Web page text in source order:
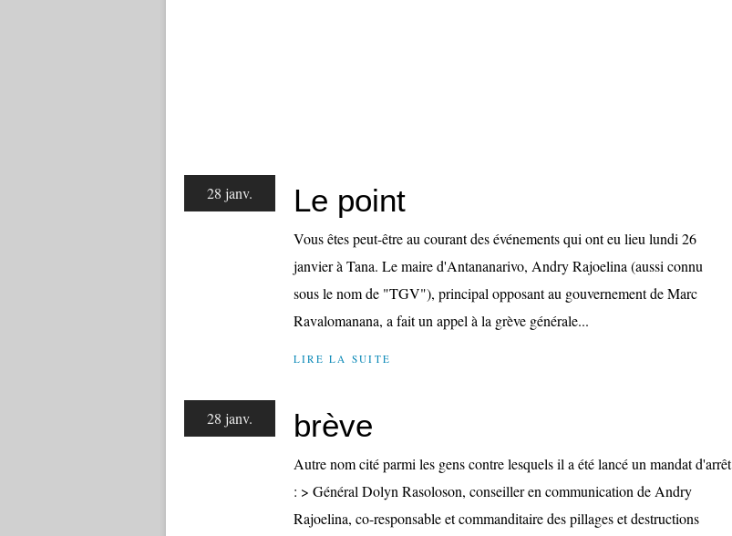
28 janv. Le point
Vous êtes peut-être au courant des événements qui ont eu lieu lundi 26
janvier à Tana. Le maire d'Antananarivo, Andry Rajoelina (aussi connu
sous le nom de "TGV"), principal opposant au gouvernement de Marc
Ravalomanana, a fait un appel à la grève générale...
LIRE LA SUITE
28 janv. brève
Autre nom cité parmi les gens contre lesquels il a été lancé un mandat d'arrêt
: > Général Dolyn Rasoloson, conseiller en communication de Andry
Rajoelina, co-responsable et commanditaire des pillages et destructions